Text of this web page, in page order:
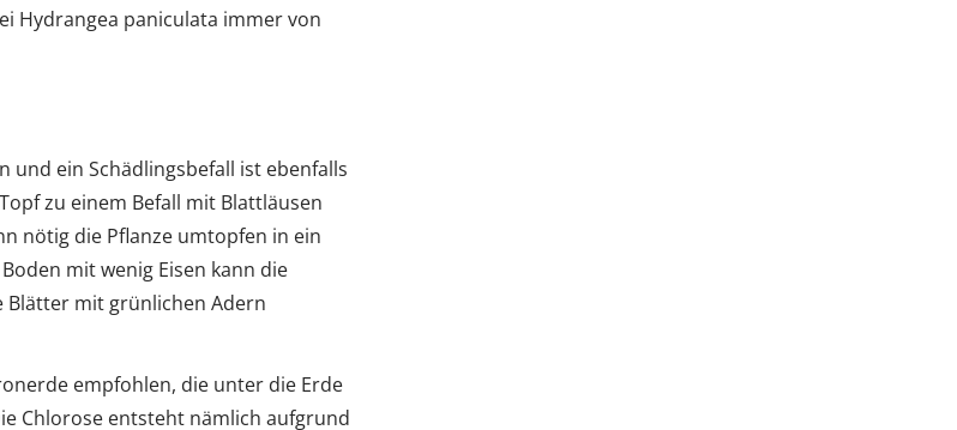
Hydrangea paniculata immer von
und ein Schädlingsbefall ist ebenfalls
zu einem Befall mit Blattläusen
nötig die Pflanze umtopfen in ein
mit wenig Eisen kann die
Blätter mit grünlichen Adern
empfohlen, die unter die Erde
Chlorose entsteht nämlich aufgrund